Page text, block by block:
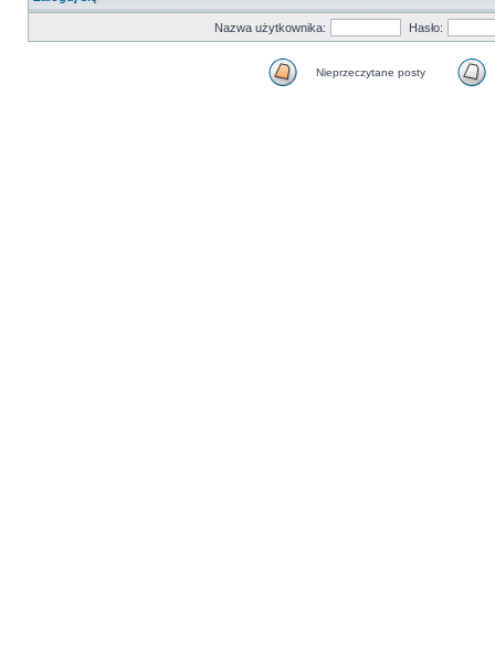
Nazwa użytkownika: Hasło:
Nieprzeczytane posty